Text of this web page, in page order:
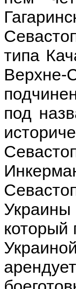
типа
под
который